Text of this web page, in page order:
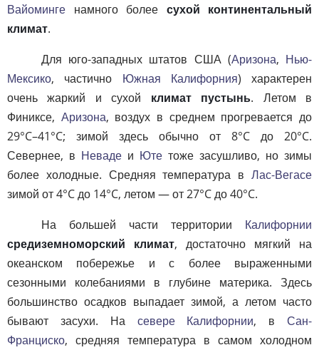
Вайоминге намного более сухой континентальный
климат.
Для юго-западных штатов США (Аризона, Нью-
Мексико, частично Южная Калифорния) характерен
очень жаркий и сухой климат пустынь. Летом в
Финиксе, Аризона, воздух в среднем прогревается до
29°C–41°C; зимой здесь обычно от 8°C до 20°C.
Севернее, в Неваде и Юте тоже засушливо, но зимы
более холодные. Средняя температура в Лас-Вегасе
зимой от 4°C до 14°C, летом — от 27°C до 40°C.
На большей части территории Калифорнии
средиземноморский климат, достаточно мягкий на
океанском побережье и с более выраженными
сезонными колебаниями в глубине материка. Здесь
большинство осадков выпадает зимой, а летом часто
бывают засухи. На севере Калифорнии, вСан-
Франциско, средняя температура в самом холодном